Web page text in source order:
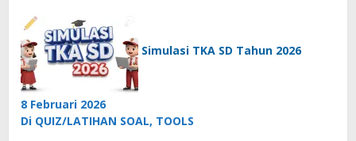
Simulasi TKA SD Tahun 2026
8 Februari 2026
Di QUIZ/LATIHAN SOAL, TOOLS